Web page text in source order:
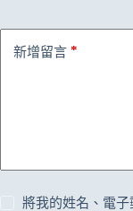
新增留言 *
將我的姓名、電